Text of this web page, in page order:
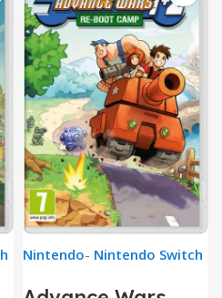
Nintendo- Nintendo Switch